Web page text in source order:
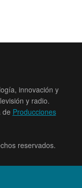
innovación y
y radio.
de Producciones
reservados.